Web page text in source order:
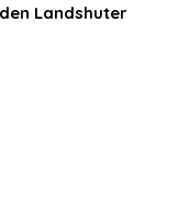
Landshuter